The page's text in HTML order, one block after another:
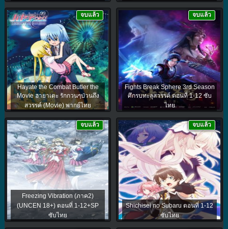
Hayate the Combat Butler the
Movie ฮายาเตะ รักกวนๆป่วนถึง
สวรรค์ (Movie) พากย์ไทย
จบแล้ว
Fights Break Sphere 3rd Season
ศึกรบทะลุสวรรค์ ตอนที่ 1-12 ซับ
ไทย
จบแล้ว
Freezing Vibration (ภาค2)
(UNCEN 18+) ตอนที่ 1-12+SP
ซับไทย
จบแล้ว
Shichisei no Subaru ตอนที่ 1-12
ซับไทย
จบแล้ว